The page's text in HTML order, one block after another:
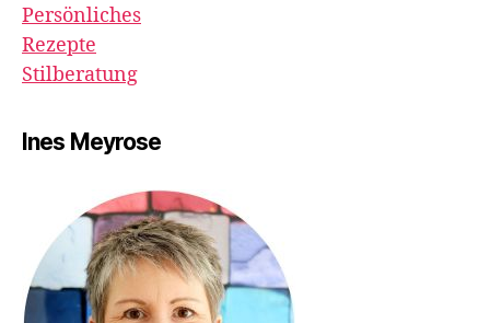
Persönliches
Rezepte
Stilberatung
Ines Meyrose